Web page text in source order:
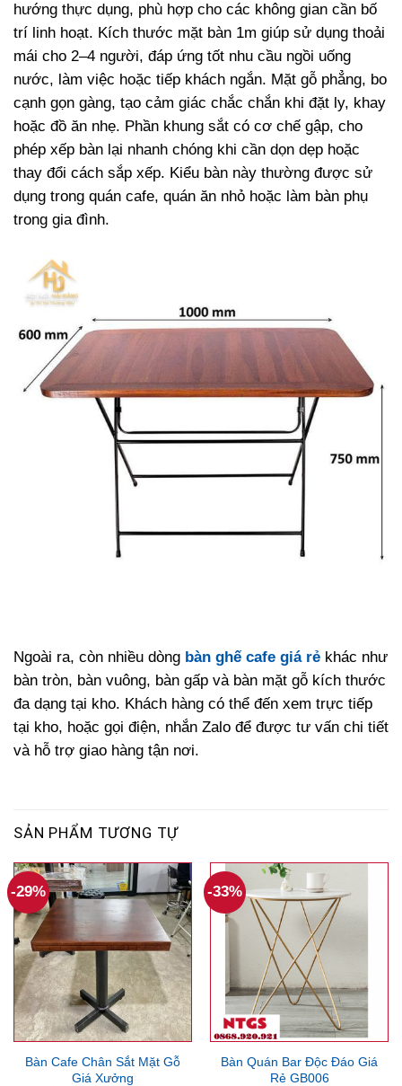
hướng thực dụng, phù hợp cho các không gian cần bố
trí linh hoạt. Kích thước mặt bàn 1m giúp sử dụng thoải
mái cho 2–4 người, đáp ứng tốt nhu cầu ngồi uống
nước, làm việc hoặc tiếp khách ngắn. Mặt gỗ phẳng, bo
cạnh gọn gàng, tạo cảm giác chắc chắn khi đặt ly, khay
hoặc đồ ăn nhẹ. Phần khung sắt có cơ chế gập, cho
phép xếp bàn lại nhanh chóng khi cần dọn dẹp hoặc
thay đổi cách sắp xếp. Kiểu bàn này thường được sử
dụng trong quán cafe, quán ăn nhỏ hoặc làm bàn phụ
trong gia đình.
Ngoài ra, còn nhiều dòng bàn ghế cafe giá rẻ khác như
bàn tròn, bàn vuông, bàn gấp và bàn mặt gỗ kích thước
đa dạng tại kho. Khách hàng có thể đến xem trực tiếp
tại kho, hoặc gọi điện, nhắn Zalo để được tư vấn chi tiết
và hỗ trợ giao hàng tận nơi.
SẢN PHẨM TƯƠNG TỰ
-29%
Bàn Cafe Chân Sắt Mặt Gỗ
Giá Xưởng
-33%
Bàn Quán Bar Độc Đáo Giá
Rẻ GB006